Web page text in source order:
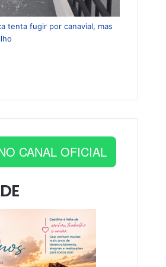
tenta fugir por canavial, mas
CANAL OFICIAL